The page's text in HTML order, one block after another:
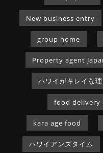
New business entry
group home
Property agent
ハワイがキレイな
food delivery
kara age food
ハワイアンズタイム